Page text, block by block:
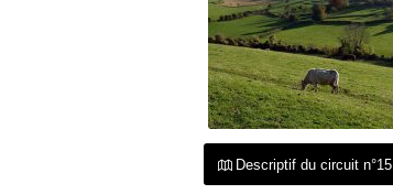
Descriptif du circuit n°15